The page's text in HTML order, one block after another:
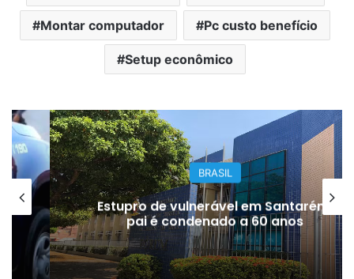
Montar computador Pc custo benefício
Setup econômico
BRASIL
Estupro de vulnerável em Santarém:
pai é condenado a 60 anos